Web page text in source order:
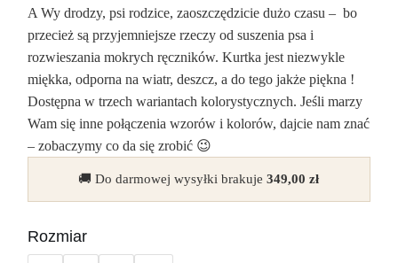
A Wy drodzy, psi rodzice, zaoszczędzicie dużo czasu – bo
przecież są przyjemniejsze rzeczy od suszenia psa i
rozwieszania mokrych ręczników. Kurtka jest niezwykle
miękka, odporna na wiatr, deszcz, a do tego jakże piękna !
Dostępna w trzech wariantach kolorystycznych. Jeśli marzy
Wam się inne połączenia wzorów i kolorów, dajcie nam znać
– zobaczymy co da się zrobić 😉
🚚 Do darmowej wysyłki brakuje349,00zł
Rozmiar